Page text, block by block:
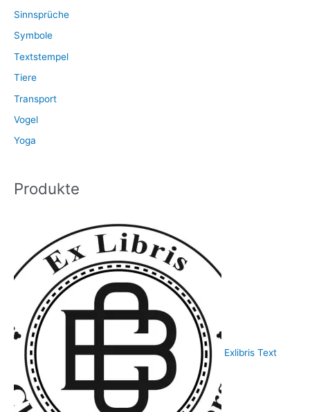
Sinnsprüche
Symbole
Textstempel
Tiere
Transport
Vogel
Yoga
Produkte
Exlibris Text